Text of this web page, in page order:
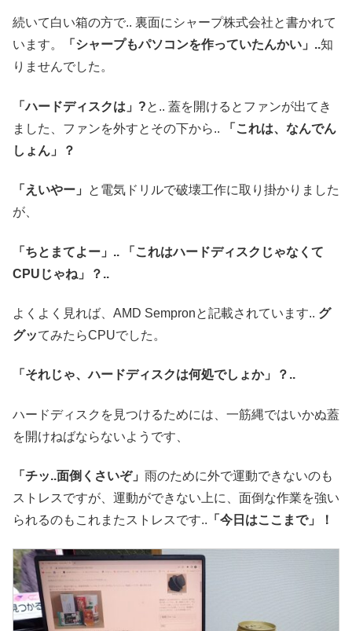
続いて白い箱の方で.. 裏面にシャープ株式会社と書かれて
います。
「シャープもパソコンを作っていたんかい」..知
りませんでした。
「ハードディスクは」?と.. 蓋を開けるとファンが出てき
ました、ファンを外すとその下から..
「これは、なんでん
しょん」？
「えいやー」
と電気ドリルで破壊工作に取り掛かりました
が、
「ちとまてよー」..
「これはハードディスクじゃなくて
CPUじゃね」？..
よくよく見れば、AMD Sempronと記載されています.. グ
グッてみたらCPUでした。
「それじゃ、ハードディスクは何処でしょか」？..
ハードディスクを見つけるためには、一筋縄ではいかぬ蓋
を開けねばならないようです、
「チッ..面倒くさいぞ」 雨のために外で運動できないのも
ストレスですが、運動ができない上に、面倒な作業を強い
られるのもこれまたストレスです.. 「今日はここまで」！